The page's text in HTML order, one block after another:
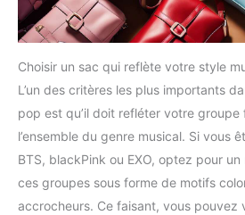
Choisir un sac qui reflète votre style
L’un des critères les plus importants
pop est qu’il doit refléter votre groupe
l’ensemble du genre musical. Si vous
BTS, blackPink ou EXO, optez pour
ces groupes sous forme de motifs
accrocheurs. Ce faisant, vous pouvez